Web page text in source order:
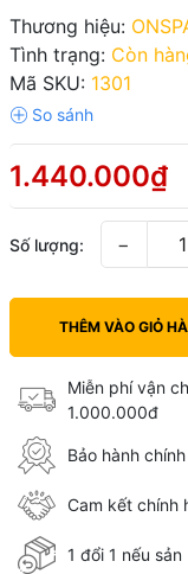
Thương hiệu:
Tình trạng: Còn
Mã SKU: 1301
1.440.000₫
Số lượng: −
THÊM VÀO GIỎ
Miễn phí vận
1.000.000đ
Bảo hành
Cam kết chính
1 đổi 1 nếu sản